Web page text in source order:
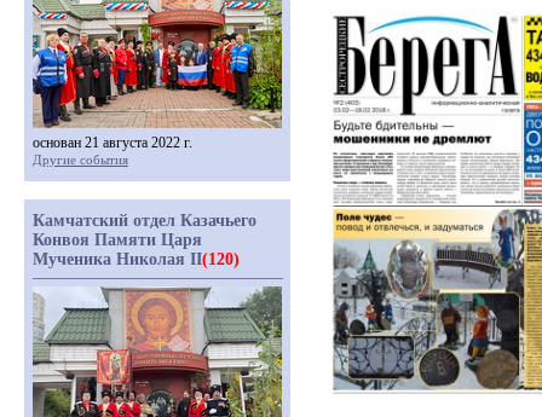
основан 21 августа 2022 г.
Другие события
Камчатский отдел Казачьего
Конвоя Памяти Царя
Мученика Николая II(120)